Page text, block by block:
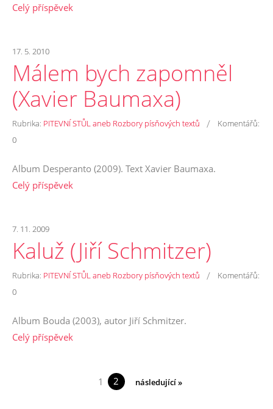
Celý příspěvek
17. 5. 2010
Málem bych zapomněl
(Xavier Baumaxa)
Rubrika: PITEVNÍ STŮL aneb Rozbory písňových textů /
Komentářů:
0
Album Desperanto (2009). Text Xavier Baumaxa.
Celý příspěvek
7. 11. 2009
Kaluž (Jiří Schmitzer)
Rubrika: PITEVNÍ STŮL aneb Rozbory písňových textů /
Komentářů:
0
Album Bouda (2003), autor Jiří Schmitzer.
Celý příspěvek
1 2 následující »